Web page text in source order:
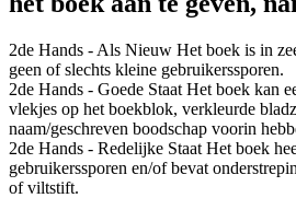
2de Hands - Als Nieuw Het boek is in
geen of slechts kleine gebruikerssporen.
2de Hands - Goede Staat Het boek kan
vlekjes op het boekblok, verkleurde
naam/geschreven boodschap voorin
2de Hands - Redelijke Staat Het boek
gebruikerssporen en/of bevat
of viltstift.